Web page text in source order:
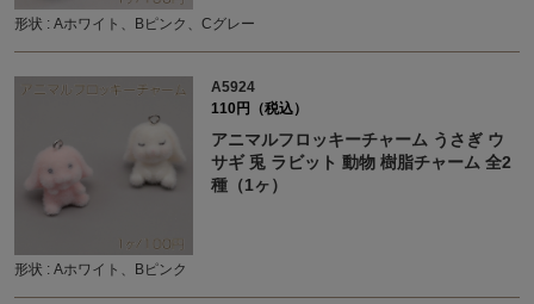
形状 : Aホワイト、Bピンク、Cグレー
A5924
110円（税込）
アニマルフロッキーチャーム うさぎ ウ
サギ 兎 ラビット 動物 樹脂チャーム 全2
種（1ヶ）
形状 : Aホワイト、Bピンク